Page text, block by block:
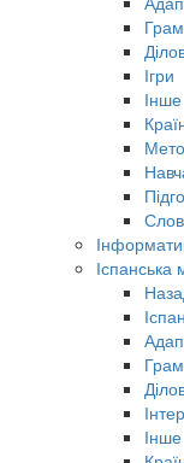
Ігри
Інше
Іспанська
Інше